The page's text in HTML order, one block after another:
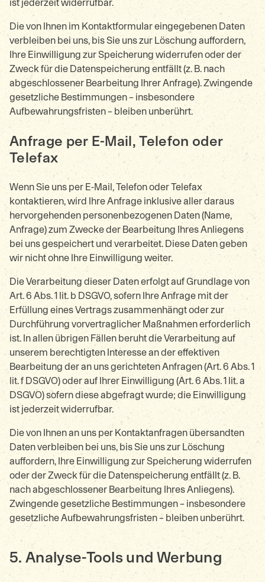
Die von Ihnen im Kontaktformular eingegebenen Daten
verbleiben bei uns, bis Sie uns zur Löschung auffordern,
Ihre Einwilligung zur Speicherung widerrufen oder der
Zweck für die Datenspeicherung entfällt (z. B. nach
abgeschlossener Bearbeitung Ihrer Anfrage). Zwingende
gesetzliche Bestimmungen – insbesondere
Aufbewahrungsfristen – bleiben unberührt.
Anfrage per E-Mail, Telefon oder
Telefax
Wenn Sie uns per E-Mail, Telefon oder Telefax
kontaktieren, wird Ihre Anfrage inklusive aller daraus
hervorgehenden personenbezogenen Daten (Name,
Anfrage) zum Zwecke der Bearbeitung Ihres Anliegens
bei uns gespeichert und verarbeitet. Diese Daten geben
wir nicht ohne Ihre Einwilligung weiter.
Die Verarbeitung dieser Daten erfolgt auf Grundlage von
Art. 6 Abs. 1 lit. b DSGVO, sofern Ihre Anfrage mit der
Erfüllung eines Vertrags zusammenhängt oder zur
Durchführung vorvertraglicher Maßnahmen erforderlich
ist. In allen übrigen Fällen beruht die Verarbeitung auf
unserem berechtigten Interesse an der effektiven
Bearbeitung der an uns gerichteten Anfragen (Art. 6 Abs. 1
lit. f DSGVO) oder auf Ihrer Einwilligung (Art. 6 Abs. 1 lit. a
DSGVO) sofern diese abgefragt wurde; die Einwilligung
ist jederzeit widerrufbar.
Die von Ihnen an uns per Kontaktanfragen übersandten
Daten verbleiben bei uns, bis Sie uns zur Löschung
auffordern, Ihre Einwilligung zur Speicherung widerrufen
oder der Zweck für die Datenspeicherung entfällt (z. B.
nach abgeschlossener Bearbeitung Ihres Anliegens).
Zwingende gesetzliche Bestimmungen – insbesondere
gesetzliche Aufbewahrungsfristen – bleiben unberührt.
5. Analyse-Tools und Werbung